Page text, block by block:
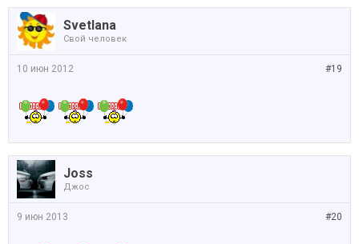
Svetlana
Свой человек
#19
10 июн 2012
Joss
Джос
#20
9 июн 2013